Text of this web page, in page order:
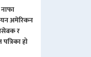
अमेरिकन
र
हो